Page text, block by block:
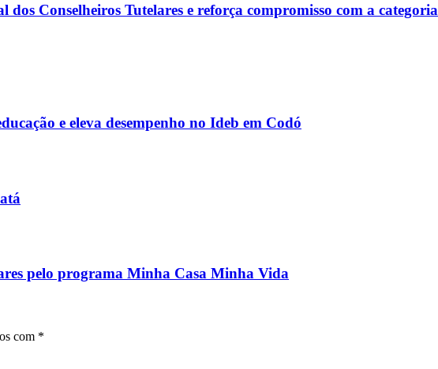
Conselheiros Tutelares e reforça compromisso com a categoria
e eleva desempenho no Ideb em Codó
pelo programa Minha Casa Minha Vida
com *